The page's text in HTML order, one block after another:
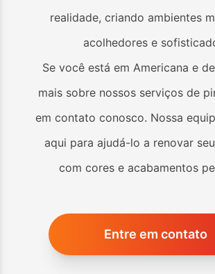
realidade, criando ambientes
acolhedores e
Se você está em Americana e
mais sobre nossos serviços de
em contato conosco. Nossa
aqui para ajudá-lo a renovar
com cores e acabamentos
Entre em contato